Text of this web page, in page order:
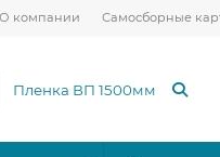
О компании Самосборные